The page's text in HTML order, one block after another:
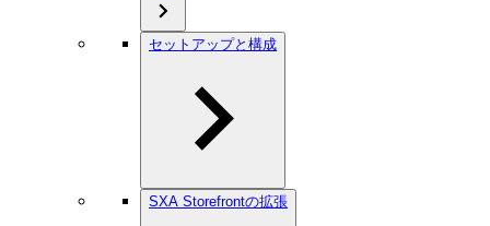
セットアップと構成
SXA Storefrontの拡張